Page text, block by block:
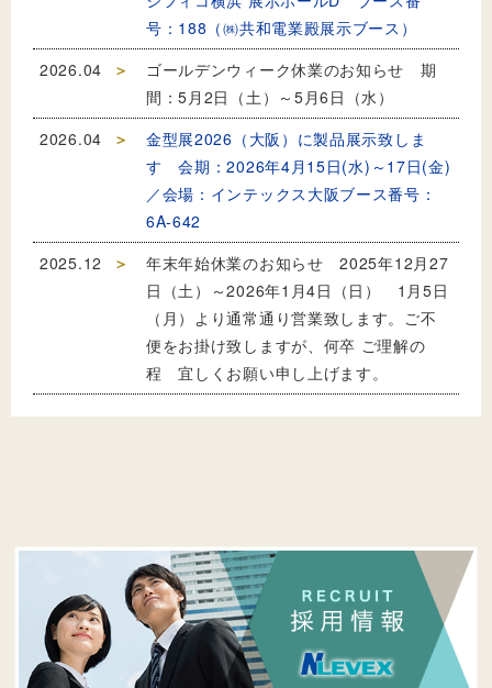
号：188（㈱共和電業殿展示ブース）
2026.04
ゴールデンウィーク休業のお知らせ 期
間：5月2日（土）～5月6日（水）
2026.04
金型展2026（大阪）に製品展示致しま
す 会期：2026年4月15日(水)～17日(金)
／会場：インテックス大阪ブース番号：
6A-642
2025.12
年末年始休業のお知らせ 2025年12月27
日（土）～2026年1月4日（日） 1月5日
（月）より通常通り営業致します。ご不
便をお掛け致しますが、何卒 ご理解の
程 宜しくお願い申し上げます。